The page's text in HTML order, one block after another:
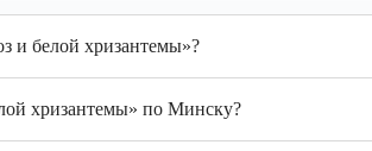
и белой хризантемы»?
хризантемы» по Минску?